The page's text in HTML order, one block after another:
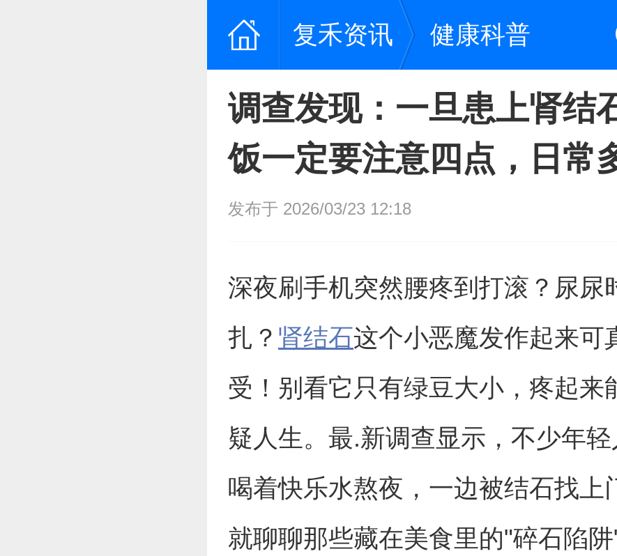
复禾资讯 健康科普
调查发现：一旦患上肾结
饭一定要注意四点，日常
发布于 2026/03/23 12:18
深夜刷手机突然腰疼到打滚？尿尿
扎？ 肾结石这个小恶魔发作起来可
受！别看它只有绿豆大小，疼起来
疑人生。最.新调查显示，不少年轻
喝着快乐水熬夜，一边被结石找上
就聊聊那些藏在美食里的"碎石陷